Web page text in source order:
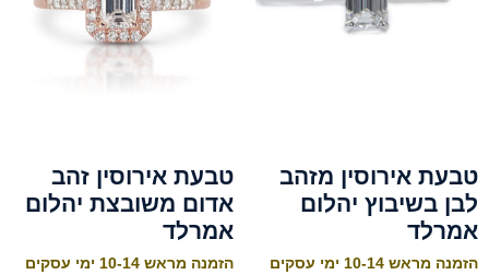
טבעת אירוסין מזהב
לבן בשיבוץ יהלום
אמרלד
הזמנה מראש 10-14 ימי עסקים
טבעת אירוסין זהב
אדום משובצת יהלום
אמרלד
הזמנה מראש 10-14 ימי עסקים